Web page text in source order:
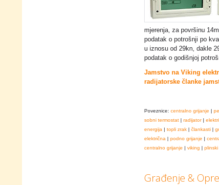
mjerenja, za površinu
podatak o potrošnji po
u iznosu od 29kn, dakle
podatak o godišnjoj
Jamstvo na Viking
radijatorske članke
Poveznice: centralno grijanje |
sobni termostat | radijator|
energija | topli zrak | člankasti |
električna | podno grijanje |
centralno grijanje | viking | plinski
Građenje &